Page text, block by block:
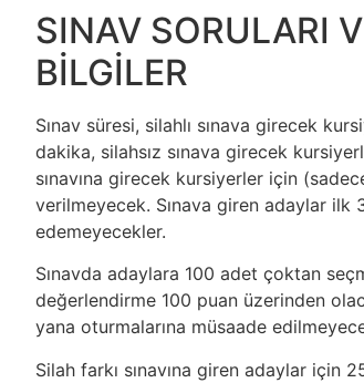
SINAV SORULARI
BİLGİLER
Sınav süresi, silahlı sınava girecek
dakika, silahsız sınava girecek
sınavına girecek kursiyerler için
verilmeyecek. Sınava giren adaylar
edemeyecekler.
Sınavda adaylara 100 adet çoktan
değerlendirme 100 puan üzerinden
yana oturmalarına müsaade
Silah farkı sınavına giren adaylar